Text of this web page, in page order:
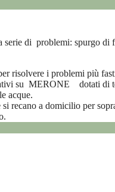
serie di problemi: spurgo di
risolvere i problemi più
su MERONE dotati di
acque.
recano a domicilio per